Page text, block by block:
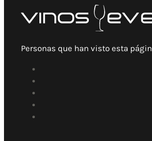
Personas que han visto esta